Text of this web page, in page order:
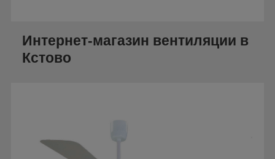
Интернет-магазин вентиляции в
Кстово